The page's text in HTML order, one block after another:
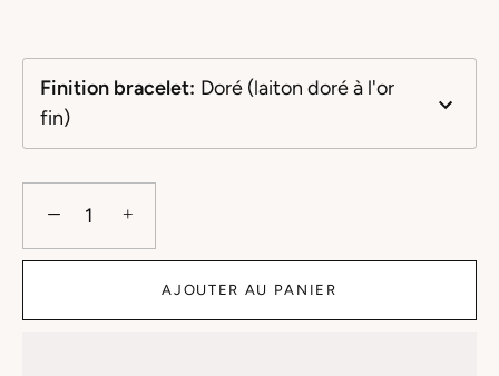
Finition bracelet: Doré (laiton doré à l'or
fin)
− +
AJOUTER AU PANIER